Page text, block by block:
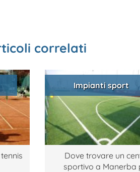
correlati
Impianti sport
Dove trovare un
sportivo a Manerba